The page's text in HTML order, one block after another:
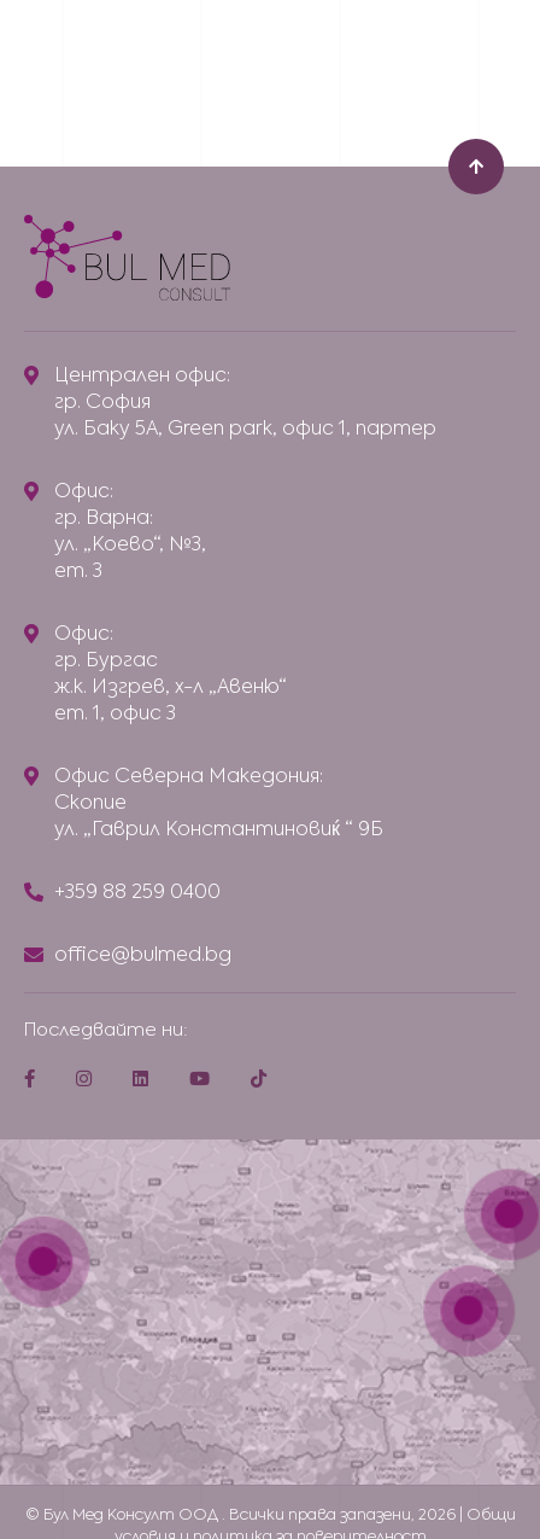
Централен офис:
гр. София
ул. Баку 5А, Green park, офис 1, партер
Офис:
гр. Варна:
ул. „Коево“, №3,
ет. 3
Офис:
гр. Бургас
ж.к. Изгрев, х-л „Авеню“
ет. 1, офис 3
Офис Северна Македония:
Скопие
ул. „Гаврил Константиновиќ “ 9Б
+359 88 259 0400
office@bulmed.bg
Последвайте ни:
© Бул Мед Консулт ООД . Всички права запазени, 2026 | Общи